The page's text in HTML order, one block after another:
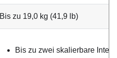
Bis zu 19,0 kg (41,9 lb)
Bis zu zwei skalierbare Intel